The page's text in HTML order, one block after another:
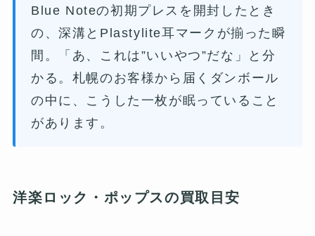
Blue Noteの初期プレスを開封したとき
の、深溝とPlastylite耳マークが揃った瞬
間。「あ、これは”いいやつ”だな」と分
かる。札幌のお客様から届くダンボール
の中に、こうした一枚が眠っていること
があります。
洋楽ロック・ポップスの買取目安